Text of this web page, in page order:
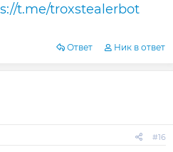
t.me/troxstealerbot
Ответ Ник в ответ
#16